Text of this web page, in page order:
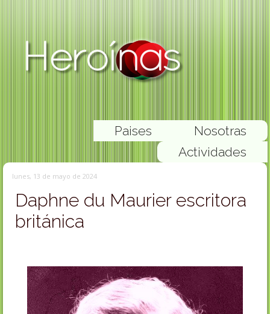
Nosotras
Paises
Actividades
lunes, 13 de mayo de 2024
Daphne du Maurier escritora
británica